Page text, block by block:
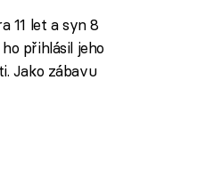
11 let a syn 8
přihlásil jeho
Jako zábavu